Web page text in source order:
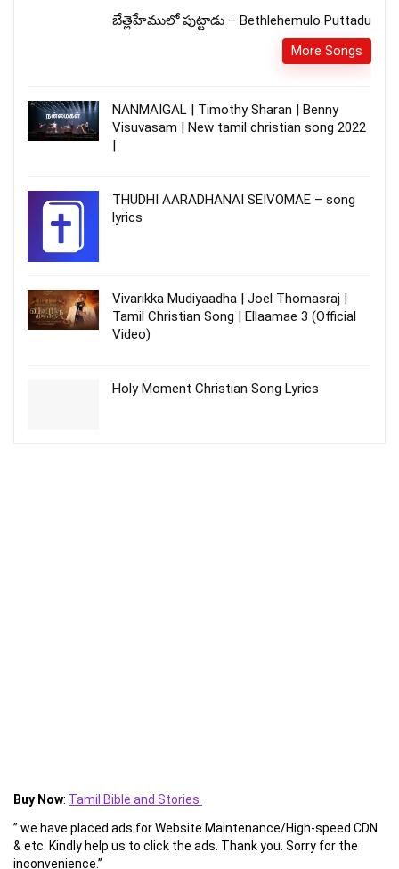
బేత్లెహేములో పుట్టాడు – Bethlehemulo Puttadu
More Songs
NANMAIGAL | Timothy Sharan | Benny
Visuvasam | New tamil christian song 2022
|
THUDHI AARADHANAI SEIVOMAE – song
lyrics
Vivarikka Mudiyaadha | Joel Thomasraj |
Tamil Christian Song | Ellaamae 3 (Official
Video)
Holy Moment Christian Song Lyrics
Buy Now: Tamil Bible and Stories
” we have placed ads for Website Maintenance/High-speed CDN
& etc. Kindly help us to click the ads. Thank you. Sorry for the
inconvenience.”